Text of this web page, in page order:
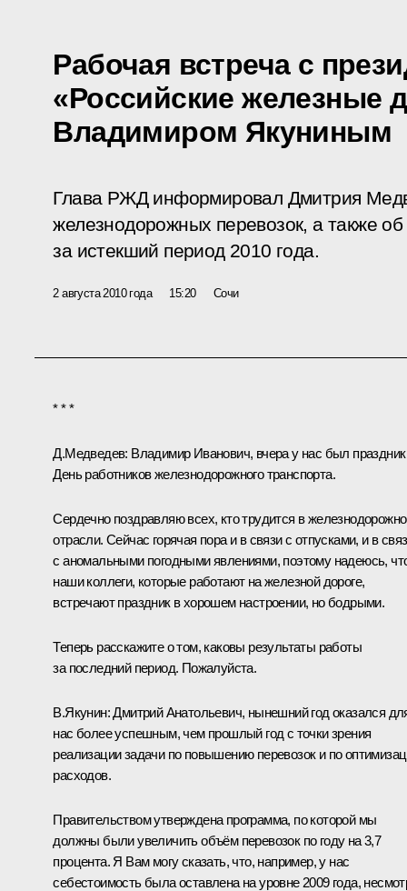
Рабочая встреча с
«Российские железные
Владимиром Якуниным
Глава РЖД информировал Дмитрия
железнодорожных перевозок, а также
за истекший период 2010 года.
2 августа 2010 года 15:20 Сочи
* * *
Д.Медведев: Владимир Иванович, вчера у нас был праздник
День работников железнодорожного транспорта.
Сердечно поздравляю всех, кто трудится в
отрасли. Сейчас горячая пора и в связи с отпусками, и в
с аномальными погодными явлениями, поэтому надеюсь,
наши коллеги, которые работают на железной дороге,
встречают праздник в хорошем настроении, но бодрыми.
Теперь расскажите о том, каковы результаты работы
за последний период. Пожалуйста.
В.Якунин:Дмитрий Анатольевич, нынешний год оказался
нас более успешным, чем прошлый год с точки зрения
реализации задачи по повышению перевозок и по
расходов.
Правительством утверждена программа, по которой мы
должны были увеличить объём перевозок по году на 3,7
процента. Я Вам могу сказать, что, например, у нас
себестоимость была оставлена на уровне 2009 года,